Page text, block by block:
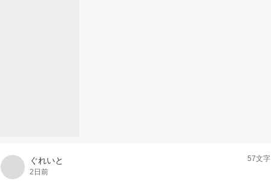
ぐれいと
2日前
57文字